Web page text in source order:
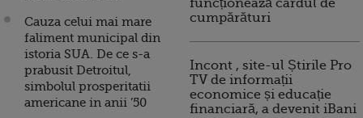
Cauza celui mai mare
faliment municipal din
istoria SUA. De ce s-a
prabusit Detroitul,
simbolul prosperitatii
americane in anii ’50
funcționează cardul de
cumpărături
Incont , site-ul Știrile Pro
TV de informații
economice și educație
financiară, a devenit iBani